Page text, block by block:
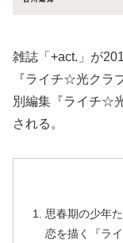
雑誌「+act.」が
『ライチ☆光クラ
別編集『ライチ☆
される。
思春期の少年
恋を描く『ラ